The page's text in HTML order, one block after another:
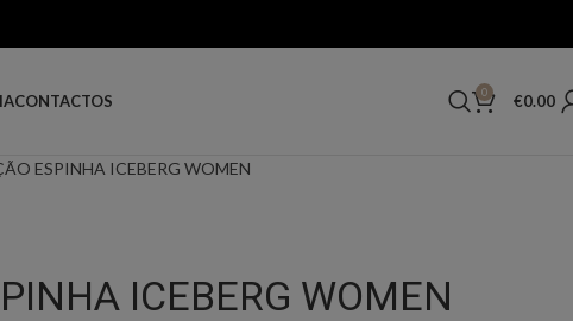
CONTACTOS 0 €0.00
ESPINHA ICEBERG WOMEN
ICEBERG WOMEN